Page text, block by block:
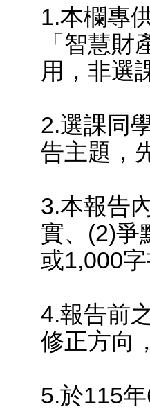
1.本欄專
「智慧
用，非選
2.選課同
告主題，
3.本報告
實、(2)爭
或1,000字
4.報告前
修正方向
5.於115